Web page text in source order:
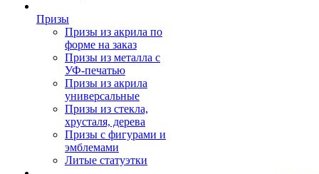
Призы
Призы из акрила по
форме на заказ
Призы из металла с
УФ-печатью
Призы из акрила
универсальные
Призы из стекла,
хрусталя, дерева
Призы с фигурами и
эмблемами
Литые статуэтки